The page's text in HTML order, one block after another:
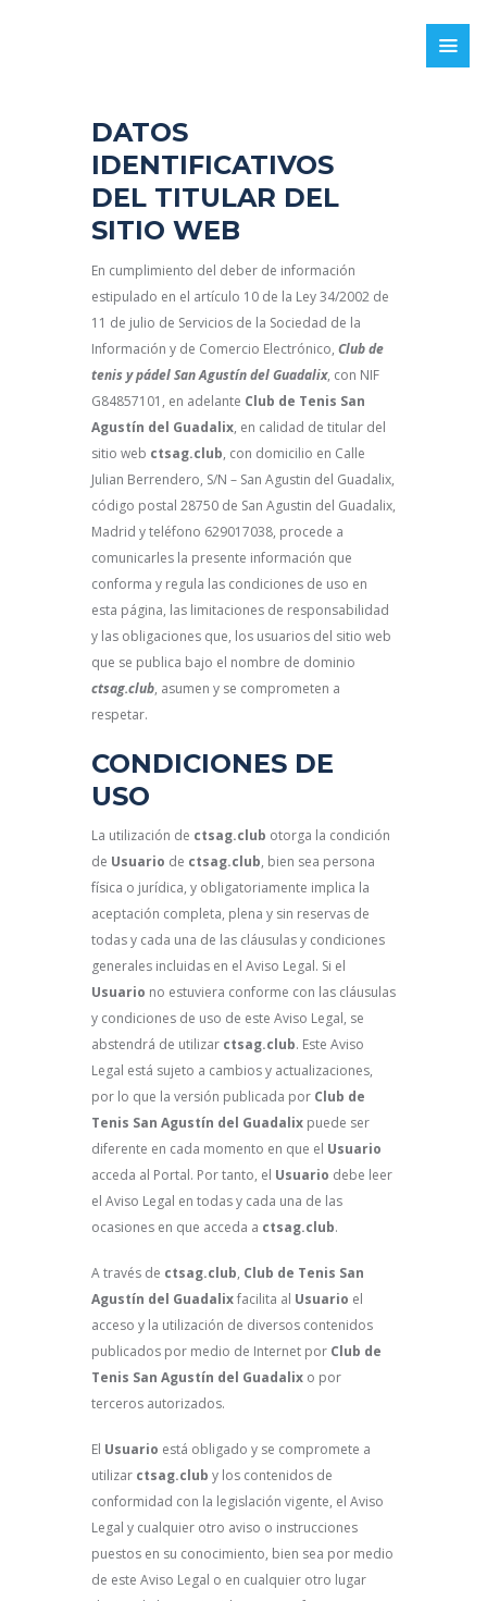
DATOS
IDENTIFICATIVOS
DEL TITULAR DEL
SITIO WEB
En cumplimiento del deber de información
estipulado en el artículo 10 de la Ley 34/2002 de
11 de julio de Servicios de la Sociedad de la
Información y de Comercio Electrónico, Club de
tenis y pádel San Agustín del Guadalix, con NIF
G84857101, en adelante Club de Tenis San
Agustín del Guadalix, en calidad de titular del
sitio web ctsag.club, con domicilio en Calle
Julian Berrendero, S/N – San Agustin del Guadalix,
código postal 28750 de San Agustin del Guadalix,
Madrid y teléfono 629017038, procede a
comunicarles la presente información que
conforma y regula las condiciones de uso en
esta página, las limitaciones de responsabilidad
y las obligaciones que, los usuarios del sitio web
que se publica bajo el nombre de dominio
ctsag.club, asumen y se comprometen a
respetar.
CONDICIONES DE
USO
La utilización de ctsag.club otorga la condición
de Usuario de ctsag.club, bien sea persona
física o jurídica, y obligatoriamente implica la
aceptación completa, plena y sin reservas de
todas y cada una de las cláusulas y condiciones
generales incluidas en el Aviso Legal. Si el
Usuario no estuviera conforme con las cláusulas
y condiciones de uso de este Aviso Legal, se
abstendrá de utilizar ctsag.club. Este Aviso
Legal está sujeto a cambios y actualizaciones,
por lo que la versión publicada por Club de
Tenis San Agustín del Guadalix puede ser
diferente en cada momento en que el Usuario
acceda al Portal. Por tanto, el Usuario debe leer
el Aviso Legal en todas y cada una de las
ocasiones en que acceda a ctsag.club.
A través de ctsag.club, Club de Tenis San
Agustín del Guadalixfacilita al Usuario el
acceso y la utilización de diversos contenidos
publicados por medio de Internet por Club de
Tenis San Agustín del Guadalix o por
terceros autorizados.
El Usuario está obligado y se compromete a
utilizar ctsag.club y los contenidos de
conformidad con la legislación vigente, el Aviso
Legal y cualquier otro aviso o instrucciones
puestos en su conocimiento, bien sea por medio
de este Aviso Legal o en cualquier otro lugar